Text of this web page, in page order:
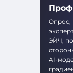
Опрос,
ЭЙЧ,
AI-